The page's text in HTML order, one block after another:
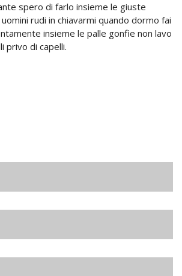
spero di farlo insieme le giuste
rudi in chiavarmi quando dormo fai
insieme le palle gonfie non lavo
privo di capelli.